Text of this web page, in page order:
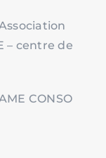
– centre de
CONSO